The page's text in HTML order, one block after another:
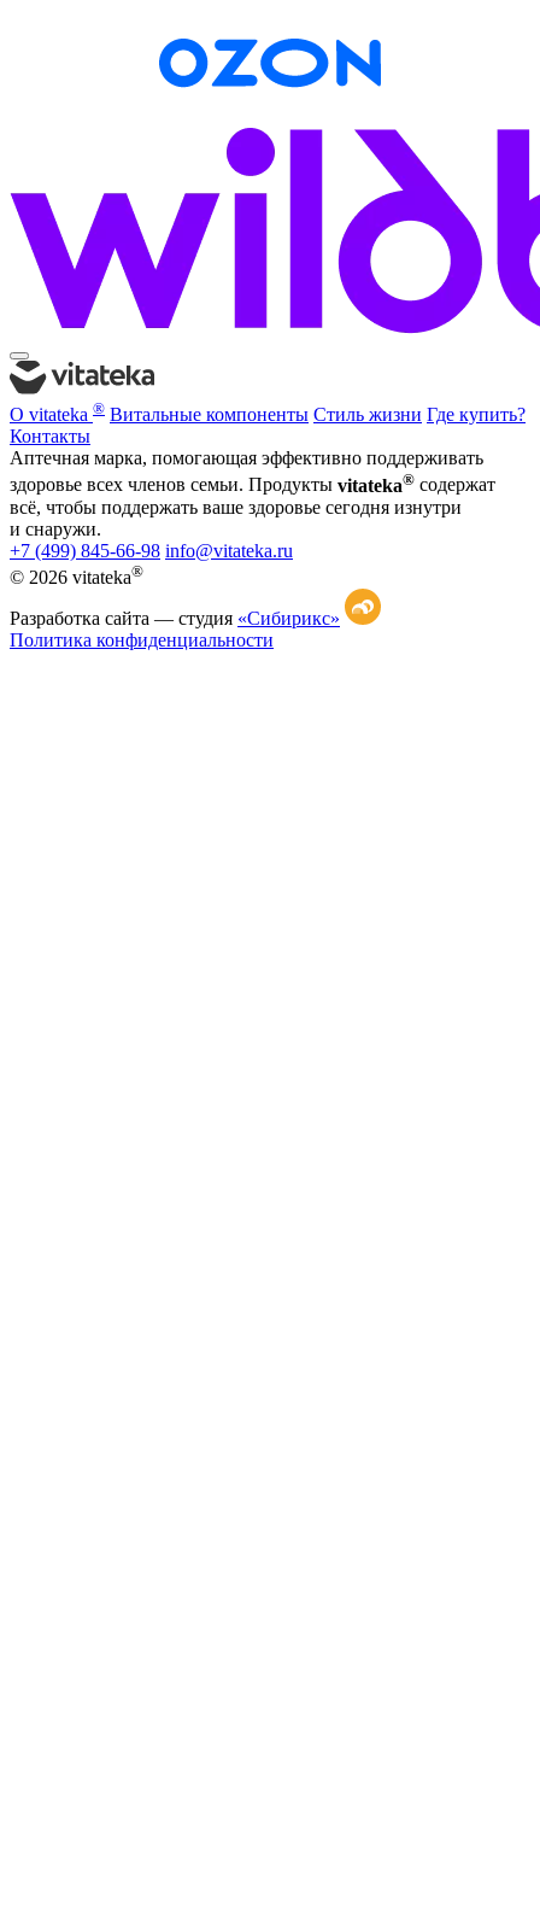
О vitateka ® Витальные компоненты Стиль жизни Где купить?
Контакты
Аптечная марка, помогающая эффективно поддерживать
здоровье всех членов семьи. Продукты vitateka® содержат
всё, чтобы поддержать ваше здоровье сегодня изнутри
и снаружи.
+7 (499) 845-66-98 info@vitateka.ru
© 2026 vitateka®
Разработка сайта — студия «Сибирикс»
Политика конфиденциальности